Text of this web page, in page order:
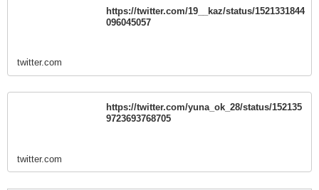
https://twitter.com/19__kaz/status/1521331844
096045057
twitter.com
https://twitter.com/yuna_ok_28/status/152135
9723693768705
twitter.com